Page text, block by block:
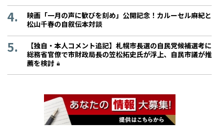
映画「一月の声に歓びを刻め」公開記念！カルーセル麻紀と
松山千春の自叙伝本対談
【独自・本人コメント追記】札幌市長選の自民党候補選考に
総務省官僚で市財政局長の笠松拓史氏が浮上、自民市議が推
薦を検討